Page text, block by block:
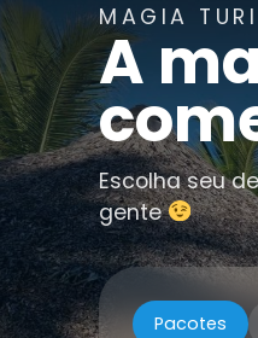
MAGIA
A
Escolha seu
gente
Pacotes